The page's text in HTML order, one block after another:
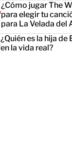
¿Cómo jugar The
para elegir tu
para La Velada del
¿Quién es la hija de
en la vida real?